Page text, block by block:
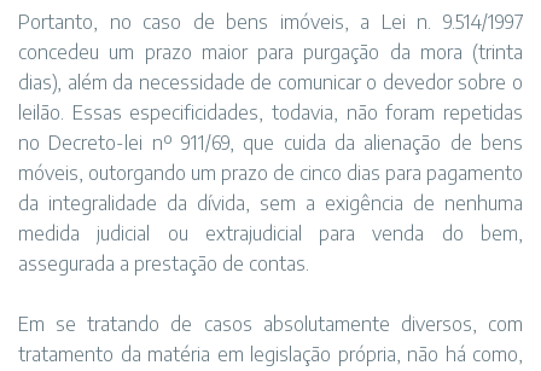
Portanto, no caso de bens imóveis, a Lei n. 9.514/1997
concedeu um prazo maior para purgação da mora (trinta
dias), além da necessidade de comunicar o devedor sobre o
leilão. Essas especificidades, todavia, não foram repetidas
no Decreto-lei nº 911/69, que cuida da alienação de bens
móveis, outorgando um prazo de cinco dias para pagamento
da integralidade da dívida, sem a exigência de nenhuma
medida judicial ou extrajudicial para venda do bem,
assegurada a prestação de contas.
Em se tratando de casos absolutamente diversos, com
tratamento da matéria em legislação própria, não há como,